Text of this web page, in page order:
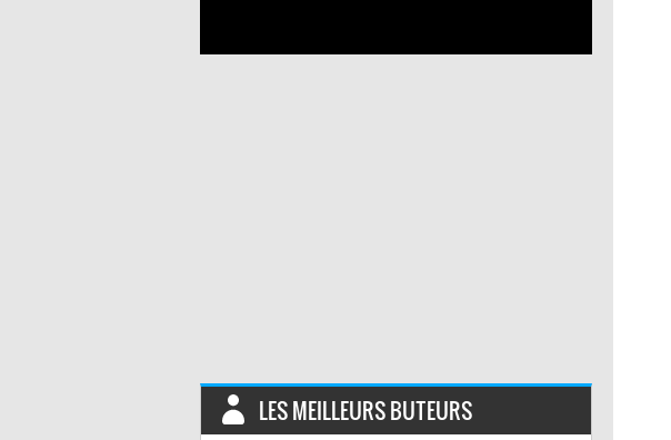
LES MEILLEURS BUTEURS